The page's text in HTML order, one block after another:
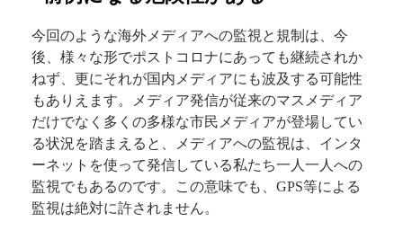
今回のような海外メディアへの監視と規制は、今
後、様々な形でポストコロナにあっても継続されか
ねず、更にそれが国内メディアにも波及する可能性
もありえます。メディア発信が従来のマスメディア
だけでなく多くの多様な市民メディアが登場してい
る状況を踏まえると、メディアへの監視は、インタ
ーネットを使って発信している私たち一人一人への
監視でもあるのです。この意味でも、GPS等による
監視は絶対に許されません。